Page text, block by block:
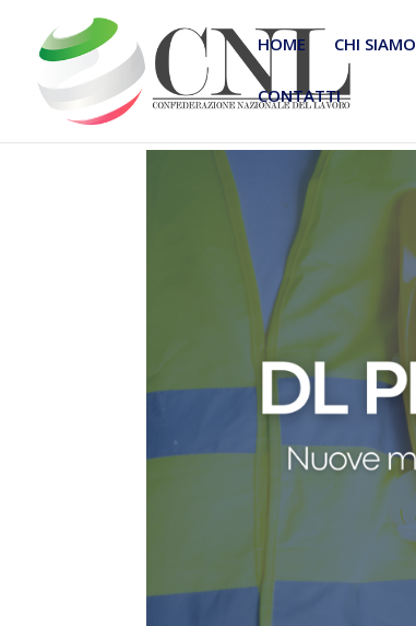
HOME CHI SIAMO
CONTATTI